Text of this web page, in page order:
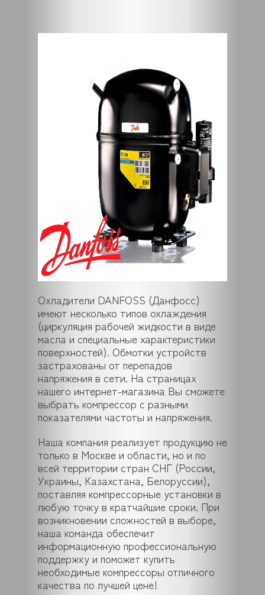
Охладители DANFOSS (Данфосс)
имеют несколько типов охлаждения
(циркуляция рабочей жидкости в виде
масла и специальные характеристики
поверхностей). Обмотки устройств
застрахованы от перепадов
напряжения в сети. На страницах
нашего интернет-магазина Вы сможете
выбрать компрессор с разными
показателями частоты и напряжения.
Наша компания реализует продукцию не
только в Москве и области, но и по
всей территории стран СНГ (России,
Украины, Казахстана, Белоруссии),
поставляя компрессорные установки в
любую точку в кратчайшие сроки. При
возникновении сложностей в выборе,
наша команда обеспечит
информационную профессиональную
поддержку и поможет купить
необходимые компрессоры отличного
качества по лучшей цене!